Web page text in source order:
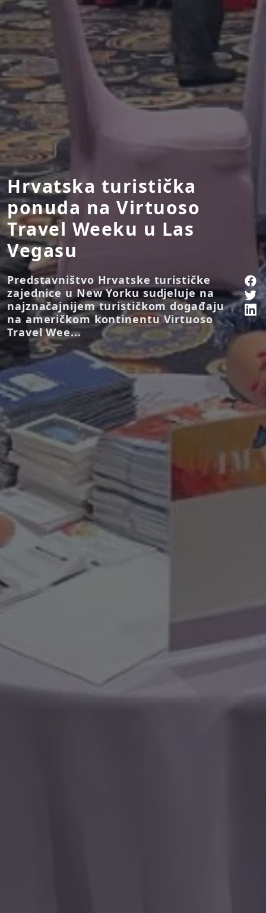
Hrvatska turistička
ponuda na Virtuoso
Travel Weeku u Las
Vegasu
Predstavništvo Hrvatske turističke
zajednice u New Yorku sudjeluje na
najznačajnijem turističkom događaju
na američkom kontinentu Virtuoso
Travel Wee...